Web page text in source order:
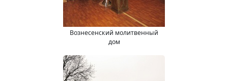
Вознесенский молитвенный
дом